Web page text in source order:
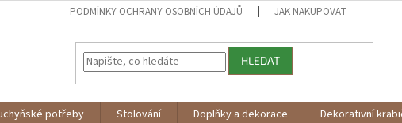
PODMÍNKY OCHRANY OSOBNÍCH ÚDAJŮ JAK NAKUPOVAT
HLEDAT
potřeby Stolování Doplňky a dekorace Dekorativní